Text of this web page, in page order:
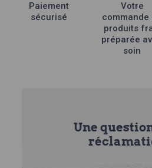
Paiement
sécurisé
Votre
commande
produits
préparée
soin
Une